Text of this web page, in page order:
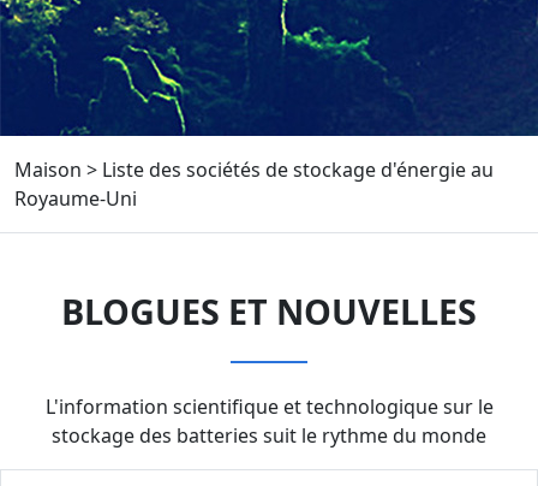
Maison > Liste des sociétés de stockage d'énergie au
Royaume-Uni
BLOGUES ET NOUVELLES
L'information scientifique et technologique sur le
stockage des batteries suit le rythme du monde